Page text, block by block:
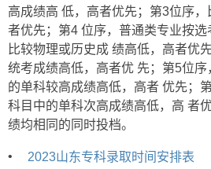
高成绩高 低，高者优先；第3位序
者优先；第4 位序，普通类专业按
比较物理或历史成 绩高低，高者优
统考成绩高低，高者优 先；第5位
的单科较高成绩高低，高者 优先；
科目中的单科次高成绩高低，高 者
绩均相同的同时投档。
•
2023山东专科录取时间安排表